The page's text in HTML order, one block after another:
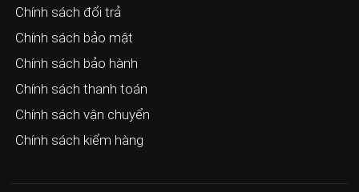
Chính sách đổi trả
Chính sách bảo mật
Chính sách bảo hành
Chính sách thanh toán
Chính sách vận chuyển
Chính sách kiểm hàng